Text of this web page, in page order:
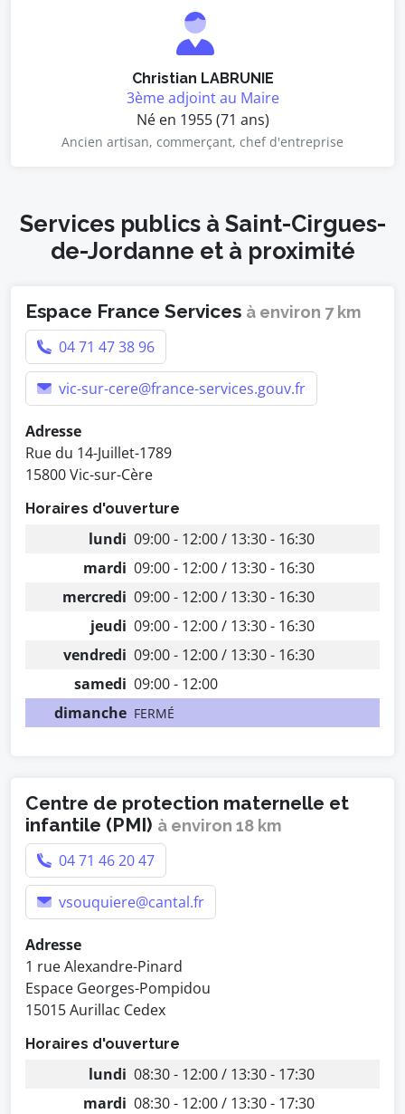
Christian LABRUNIE
3ème adjoint au Maire
Né en 1955 (71 ans)
Ancien artisan, commerçant, chef d'entreprise
Services publics à Saint-Cirgues-
de-Jordanne et à proximité
Espace France Services à environ 7 km
04 71 47 38 96
vic-sur-cere@france-services.gouv.fr
Adresse
Rue du 14-Juillet-1789
15800 Vic-sur-Cère
Horaires d'ouverture
lundi 09:00 - 12:00 / 13:30 - 16:30
mardi 09:00 - 12:00 / 13:30 - 16:30
mercredi 09:00 - 12:00 / 13:30 - 16:30
jeudi 09:00 - 12:00 / 13:30 - 16:30
vendredi 09:00 - 12:00 / 13:30 - 16:30
samedi 09:00 - 12:00
dimanche FERMÉ
Centre de protection maternelle et
infantile (PMI) à environ 18 km
04 71 46 20 47
vsouquiere@cantal.fr
Adresse
1 rue Alexandre-Pinard
Espace Georges-Pompidou
15015 Aurillac Cedex
Horaires d'ouverture
lundi 08:30 - 12:00 / 13:30 - 17:30
mardi 08:30 - 12:00 / 13:30 - 17:30